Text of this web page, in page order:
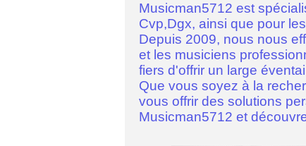
Musicman5712 est
Cvp,Dgx, ainsi que pour
Depuis 2009, nous nous
et les musiciens
fiers d'offrir un large
Que vous soyez à la
vous offrir des solutions
Musicman5712 et